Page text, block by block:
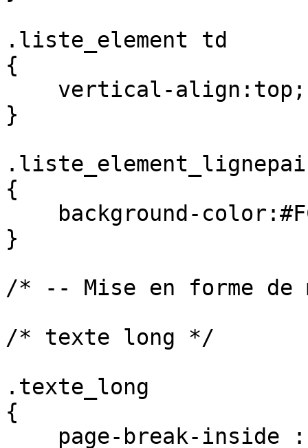
.liste_element td
{
}
{
}
/* -- Mise en forme
/* texte long */
.texte_long
{